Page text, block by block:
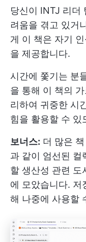
당신이 INTJ 리더
려움을 겪고 있거
게 이 책은 자기
을 제공합니다.
시간에 쫓기는 분
을 통해 이 책의
리하여 귀중한 시
힘을 활용할 수 있
보너스: 더 많은
과 같이 엄선된 컬
할 생산성 관련 도
에 모았습니다. 저
해 나중에 사용할